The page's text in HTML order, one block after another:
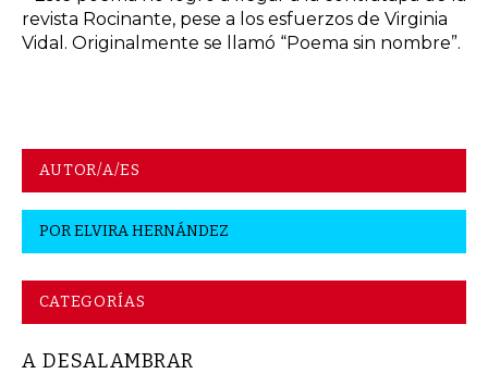
revista Rocinante, pese a los esfuerzos de Virginia
Vidal. Originalmente se llamó “Poema sin nombre”.
AUTOR/A/ES
PORELVIRA HERNÁNDEZ
CATEGORÍAS
A DESALAMBRAR